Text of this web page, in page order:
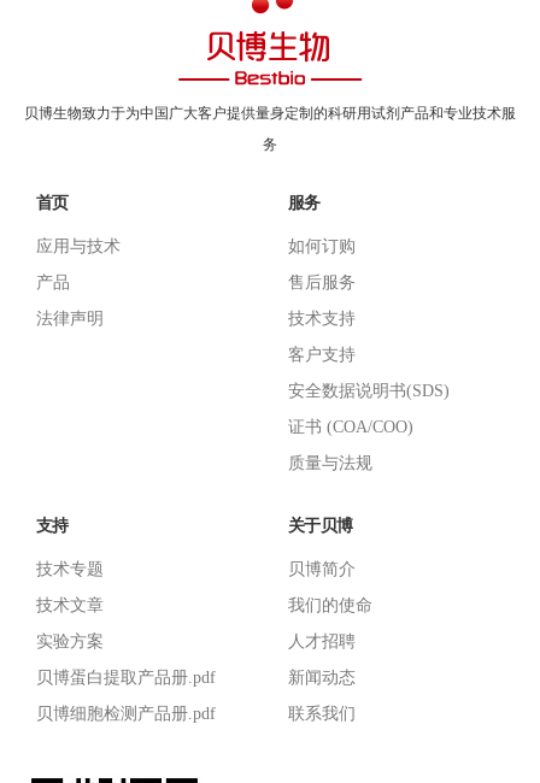
贝博生物致力于为中国广大客户提供量身定制的科研用试剂产品和专业技术服
务
首页
应用与技术
产品
法律声明
服务
如何订购
售后服务
技术支持
客户支持
安全数据说明书(SDS)
证书 (COA/COO)
质量与法规
支持
技术专题
技术文章
实验方案
贝博蛋白提取产品册.pdf
贝博细胞检测产品册.pdf
关于贝博
贝博简介
我们的使命
人才招聘
新闻动态
联系我们